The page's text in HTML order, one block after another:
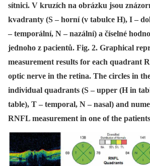
sítnici. V kruzích na obrázku jsou
kvadranty (S – horní (v tabulce H), I –
– temporální, N – nazální) a číselné
jednoho z pacientů. Fig. 2. Graphical
measurement results for each quadrant
optic nerve in the retina. The circles in
individual quadrants (S – upper (H in
table), T – temporal, N – nasal) and
RNFL measurement in one of the